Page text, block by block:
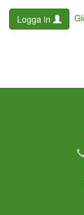
Logga in